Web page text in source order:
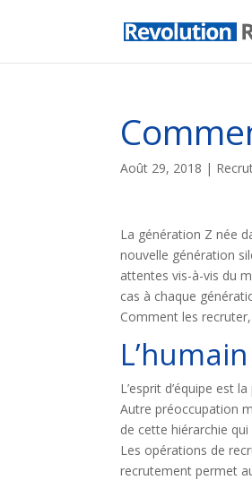
Août 29, 2018 |
La génération Z née
nouvelle génération
attentes vis-à-vis du
cas à chaque
Comment les
L’esprit d’équipe est
Autre préoccupation
de cette hiérarchie
Les opérations de
recrutement permet